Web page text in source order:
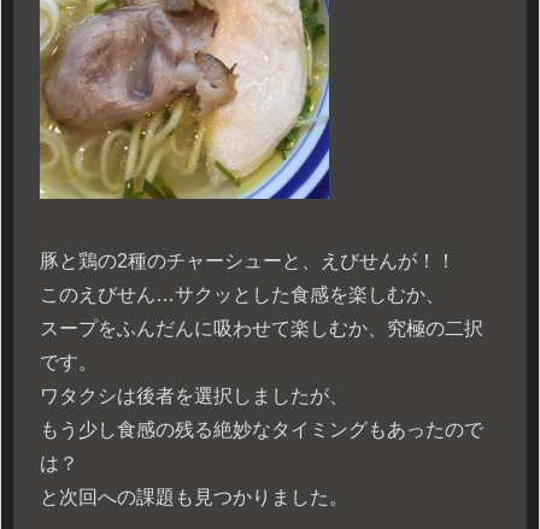
豚と鶏の2種のチャーシューと、えびせんが！！
このえびせん…サクッとした食感を楽しむか、
スープをふんだんに吸わせて楽しむか、究極の二択
です。
ワタクシは後者を選択しましたが、
もう少し食感の残る絶妙なタイミングもあったので
は？
と次回への課題も見つかりました。